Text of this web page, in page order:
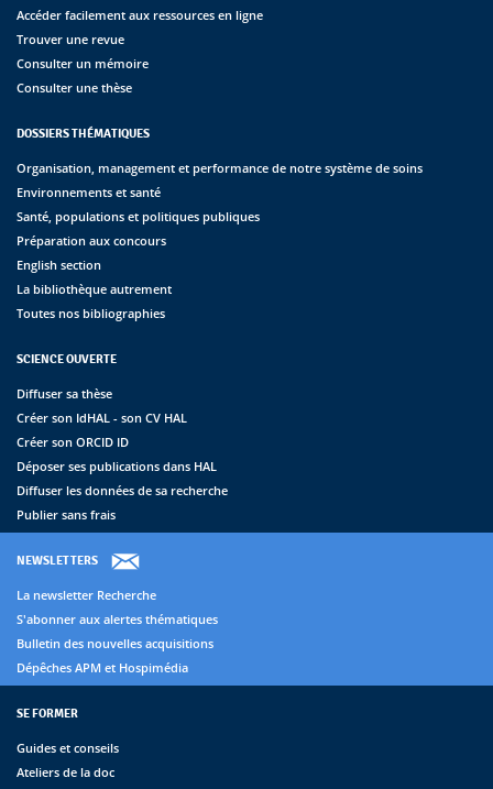
Accéder facilement aux ressources en ligne
Trouver une revue
Consulter un mémoire
Consulter une thèse
DOSSIERS THÉMATIQUES
Organisation, management et performance de notre système de soins
Environnements et santé
Santé, populations et politiques publiques
Préparation aux concours
English section
La bibliothèque autrement
Toutes nos bibliographies
SCIENCE OUVERTE
Diffuser sa thèse
Créer son IdHAL - son CV HAL
Créer son ORCID ID
Déposer ses publications dans HAL
Diffuser les données de sa recherche
Publier sans frais
NEWSLETTERS
La newsletter Recherche
S'abonner aux alertes thématiques
Bulletin des nouvelles acquisitions
Dépêches APM et Hospimédia
SE FORMER
Guides et conseils
Ateliers de la doc